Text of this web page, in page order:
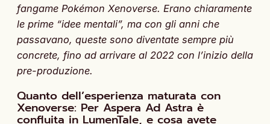
fangame Pokémon Xenoverse. Erano chiaramente
le prime “idee mentali”, ma con gli anni che
passavano, queste sono diventate sempre più
concrete, fino ad arrivare al 2022 con l’inizio della
pre-produzione.
Quanto dell’esperienza maturata con
Xenoverse: Per Aspera Ad Astra è
confluita in LumenTale, e cosa avete